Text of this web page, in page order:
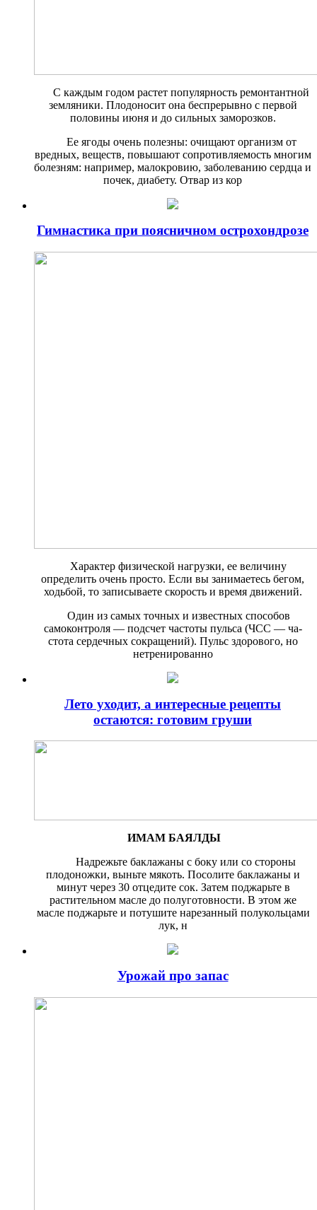
С каждым годом растет попу­лярность ремонтантной
зе­мляники. Плодоносит она беспрерывно с первой
половины июня и до сильных заморозков.
Ее ягоды очень полезны: очища­ют организм от
вредных, веществ, повышают сопротивляемость мно­гим
болезням: например, малокро­вию, заболеванию сердца и
почек, диабету. Отвар из кор
Гимнастика при поясничном острохондрозе
Характер физической нагрузки, ее величину
определить очень про­сто. Если вы занимаетесь бегом,
ходьбой, то записываете скорость и время движений.
Один из самых точных и изве­стных способов
самоконтроля — подсчет частоты пульса (ЧСС — ча­
стота сердечных сокращений). Пульс здорового, но
нетренирован­но
Лето уходит, а интересные рецепты
остаются: готовим груши
ИМАМ БАЯЛДЫ
Надрежьте баклажаны с боку или со стороны
плодо­ножки, выньте мякоть. Посо­лите баклажаны и
минут че­рез 30 отцедите сок. Затем поджарьте в
растительном масле до полуготовности. В этом же
масле поджарьте и потушите нарезанный полу­кольцами
лук, н
Урожай про запас